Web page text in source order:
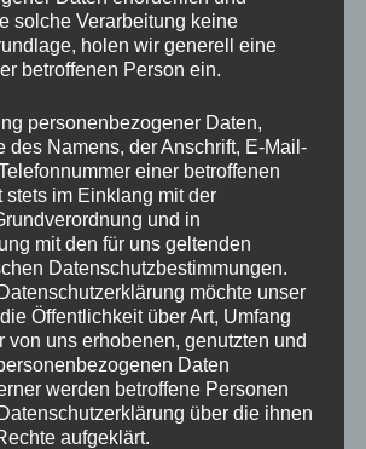
solche Verarbeitung keine
holen wir generell eine
betroffenen Person ein.
personenbezogener Daten,
des Namens, der Anschrift, E-Mail-
einer betroffenen
stets im Einklang mit der
und in
mit den für uns geltenden
Datenschutzbestimmungen.
möchte unser
Öffentlichkeit über Art, Umfang
von uns erhobenen, genutzten und
Daten
werden betroffene Personen
über die ihnen
aufgeklärt.